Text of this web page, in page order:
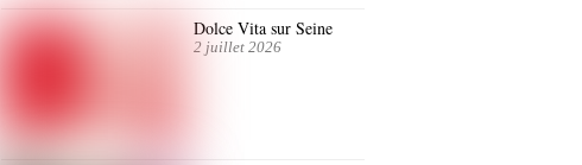
Dolce Vita sur Seine
2 juillet 2026